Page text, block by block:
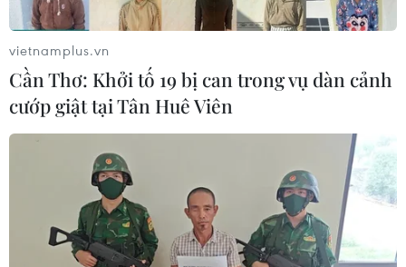
vietnamplus.vn
Cần Thơ: Khởi tố 19 bị can trong vụ dàn cảnh
cướp giật tại Tân Huê Viên